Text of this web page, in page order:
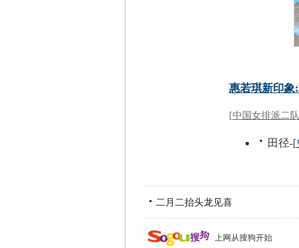
二月二抬头龙见喜
上网从搜狗开始